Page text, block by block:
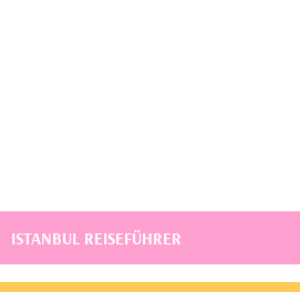
ISTANBUL REISEFÜHRER